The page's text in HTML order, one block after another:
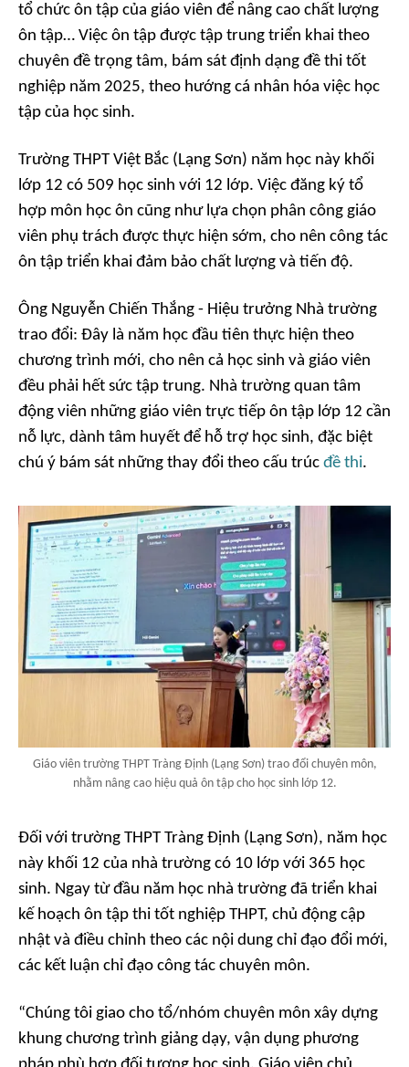
tổ chức ôn tập của giáo viên để nâng cao chất lượng
ôn tập… Việc ôn tập được tập trung triển khai theo
chuyên đề trọng tâm, bám sát định dạng đề thi tốt
nghiệp năm 2025, theo hướng cá nhân hóa việc học
tập của học sinh.
Trường THPT Việt Bắc (Lạng Sơn) năm học này khối
lớp 12 có 509 học sinh với 12 lớp. Việc đăng ký tổ
hợp môn học ôn cũng như lựa chọn phân công giáo
viên phụ trách được thực hiện sớm, cho nên công tác
ôn tập triển khai đảm bảo chất lượng và tiến độ.
Ông Nguyễn Chiến Thắng - Hiệu trưởng Nhà trường
trao đổi: Đây là năm học đầu tiên thực hiện theo
chương trình mới, cho nên cả học sinh và giáo viên
đều phải hết sức tập trung. Nhà trường quan tâm
động viên những giáo viên trực tiếp ôn tập lớp 12 cần
nỗ lực, dành tâm huyết để hỗ trợ học sinh, đặc biệt
chú ý bám sát những thay đổi theo cấu trúc đề thi.
Giáo viên trường THPT Tràng Định (Lạng Sơn) trao đổi chuyên môn,
nhằm nâng cao hiệu quả ôn tập cho học sinh lớp 12.
Đối với trường THPT Tràng Định (Lạng Sơn), năm học
này khối 12 của nhà trường có 10 lớp với 365 học
sinh. Ngay từ đầu năm học nhà trường đã triển khai
kế hoạch ôn tập thi tốt nghiệp THPT, chủ động cập
nhật và điều chỉnh theo các nội dung chỉ đạo đổi mới,
các kết luận chỉ đạo công tác chuyên môn.
“Chúng tôi giao cho tổ/nhóm chuyên môn xây dựng
khung chương trình giảng dạy, vận dụng phương